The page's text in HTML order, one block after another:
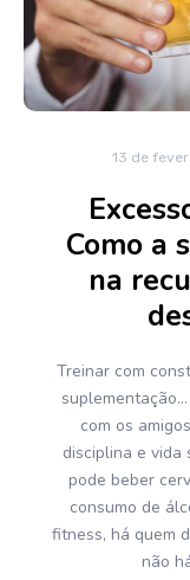
13 de
Como a
na
Treinar com
com os
disciplina e vida
pode beber
consumo de
fitness, há quem
não